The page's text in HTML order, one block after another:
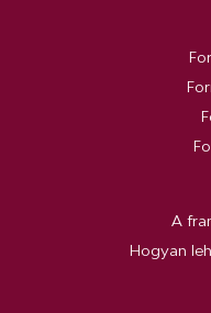
A
Hogyan